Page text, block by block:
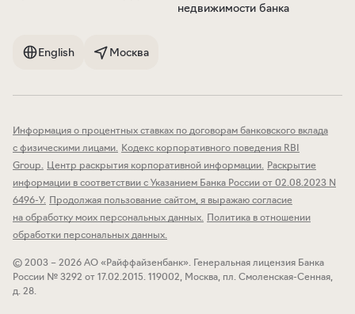
недвижимости банка
English Москва
Информация о процентных ставках по договорам банковского вклада
с физическими лицами. Кодекс корпоративного поведения RBI
Group. Центр раскрытия корпоративной информации. Раскрытие
информации в соответствии с Указанием Банка России от 02.08.2023 N
6496-У. Продолжая пользование сайтом, я выражаю согласие
на обработку моих персональных данных. Политика в отношении
обработки персональных данных.
© 2003 – 2026 АО «Райффайзенбанк». Генеральная лицензия Банка
России № 3292 от 17.02.2015. 119002, Москва, пл. Смоленская-Сенная,
д. 28.